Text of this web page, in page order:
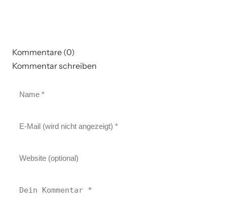
Kommentare (0)
Kommentar schreiben